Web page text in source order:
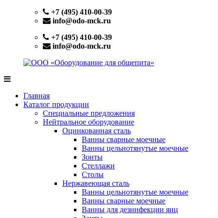
+7 (495) 410-00-39
info@odo-mck.ru
+7 (495) 410-00-39
info@odo-mck.ru
«Оборудование
общепита»
нейтрального
оборудования.
Поставки
теплового,
электромеханического
Главная
Каталог продукции
Специальные предложения
Нейтральное оборудование
Оцинкованная сталь
Ванны сварные моечные
Ванны цельнотянутые моечные
Зонты
Стеллажи
Столы
Нержавеющая сталь
Ванны цельнотянутые моечные
Ванны сварные моечные
Ванны для дезинфекции яиц